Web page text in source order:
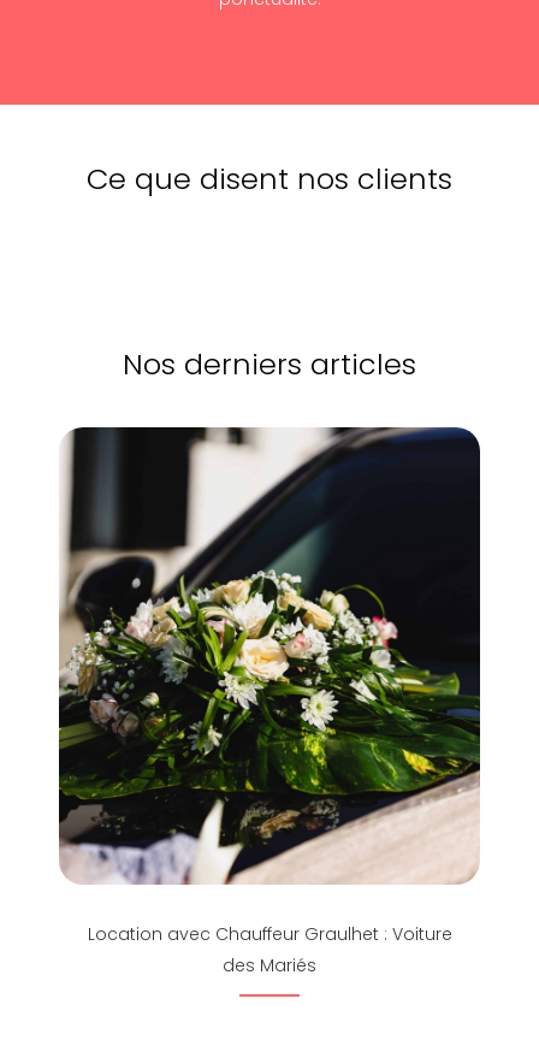
Ce que disent nos clients
Nos derniers articles
Location avec Chauffeur Graulhet : Voiture
des Mariés